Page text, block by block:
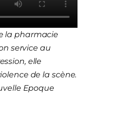
la pharmacie
service au
elle
de la scène.
Epoque